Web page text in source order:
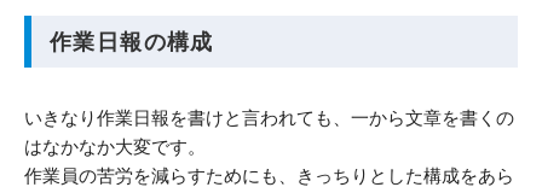
作業日報の構成
いきなり作業日報を書けと言われても、一から文章を書くの
はなかなか大変です。
作業員の苦労を減らすためにも、きっちりとした構成をあら